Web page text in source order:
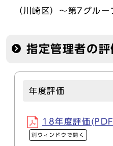
（川崎区）～第7グル
指定管理者の評
年度評価
18年度評価
別ウィンドウで開く